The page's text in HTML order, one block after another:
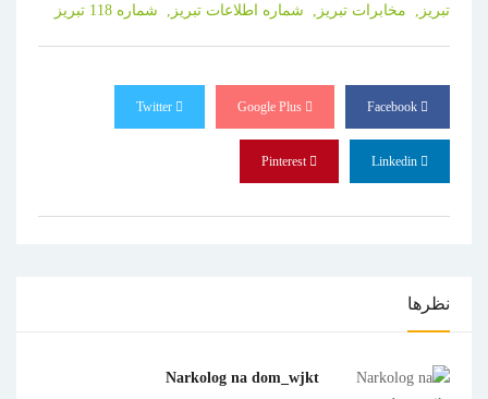
تبریز,
مخابرات تبریز, شماره اطلاعات تبریز, شماره 118 تبریز
نظرها
Narkolog na dom_wjkt